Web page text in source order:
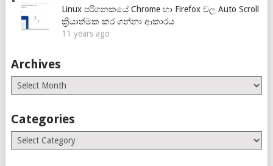
Linux පරිගනකයේ Chrome හා Firefox වල Auto Scroll
ක්‍රියාත්මක කර ගන්නා ආකාරය
11 years ago
Archives
Archives
Categories
Categories